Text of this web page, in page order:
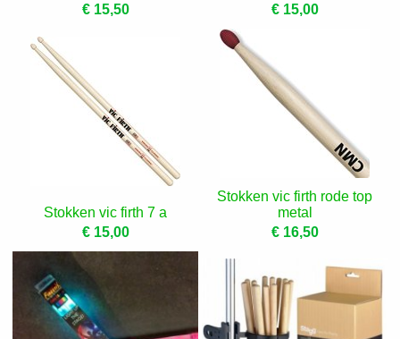
€ 15,50
€ 15,00
Stokken vic firth 7 a
€ 15,00
Stokken vic firth rode top
metal
€ 16,50